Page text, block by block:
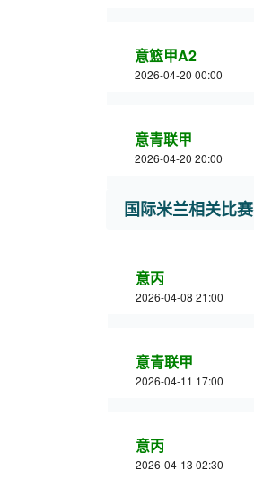
意篮甲A2
2026-04-20 00:00
意青联甲
2026-04-20 20:00
国际米兰相关比赛
意丙
2026-04-08 21:00
意青联甲
2026-04-11 17:00
意丙
2026-04-13 02:30